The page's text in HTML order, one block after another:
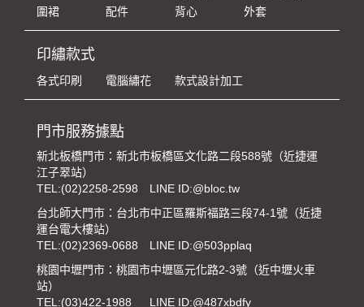
圍裙
配件 背心 外套
印繡款式
各式印刷 電腦繡花 款式設計加工
門市服務據點
新北板橋門市：新北市板橋區文化路二段588號（近捷運
江子翠站）
TEL:(02)2258-2598
LINE ID:@bloc.tw
台北師大門市：台北市中正區羅斯福路三段74-1號（近捷
運台電大樓站）
TEL:(02)2369-0688
LINE ID:@503pplaq
桃園中壢門市：桃園市中壢區元化路2-3號（近中壢火車
站）
TEL:(03)422-1988 LINE ID:@487xbdfy